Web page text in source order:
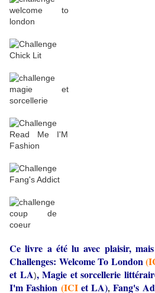
Ce livre a été lu avec plaisir,
Challenges: Welcome To London
et LA), Magie et sorcellerie
I'm Fashion (ICIet LA), Fang's